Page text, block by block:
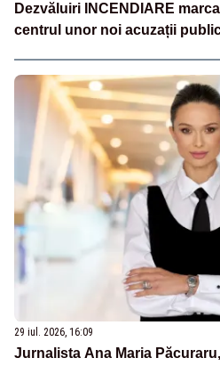
Dezvăluiri INCENDIARE
centrul unor noi acuzații
29 iul. 2026, 16:09
Jurnalista Ana Maria